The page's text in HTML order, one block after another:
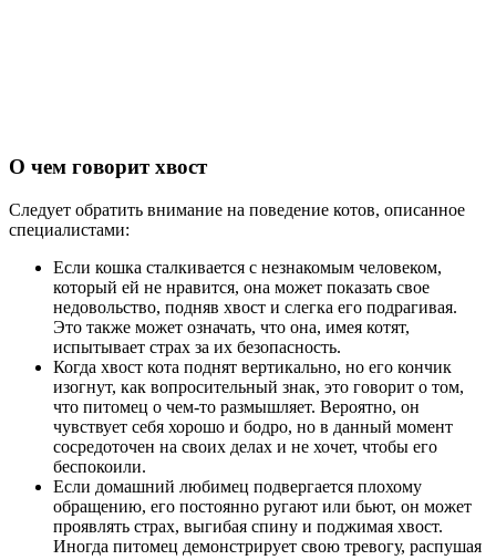
О чем говорит хвост
Следует обратить внимание на поведение котов, описанное
специалистами:
Если кошка сталкивается с незнакомым человеком,
который ей не нравится, она может показать свое
недовольство, подняв хвост и слегка его подрагивая.
Это также может означать, что она, имея котят,
испытывает страх за их безопасность.
Когда хвост кота поднят вертикально, но его кончик
изогнут, как вопросительный знак, это говорит о том,
что питомец о чем-то размышляет. Вероятно, он
чувствует себя хорошо и бодро, но в данный момент
сосредоточен на своих делах и не хочет, чтобы его
беспокоили.
Если домашний любимец подвергается плохому
обращению, его постоянно ругают или бьют, он может
проявлять страх, выгибая спину и поджимая хвост.
Иногда питомец демонстрирует свою тревогу, распушая